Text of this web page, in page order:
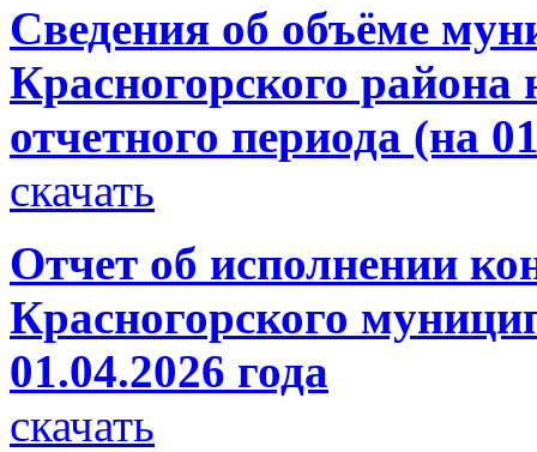
Сведения об объёме
Красногорского района
отчетного периода (на
скачать
Отчет об исполнении
Красногорского
01.04.2026 года
скачать